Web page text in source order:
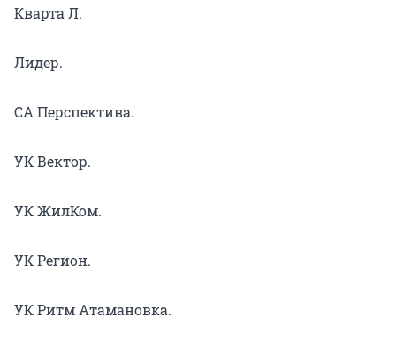
Кварта Л.
Лидер.
СА Перспектива.
УК Вектор.
УК ЖилКом.
УК Регион.
УК Ритм Атамановка.